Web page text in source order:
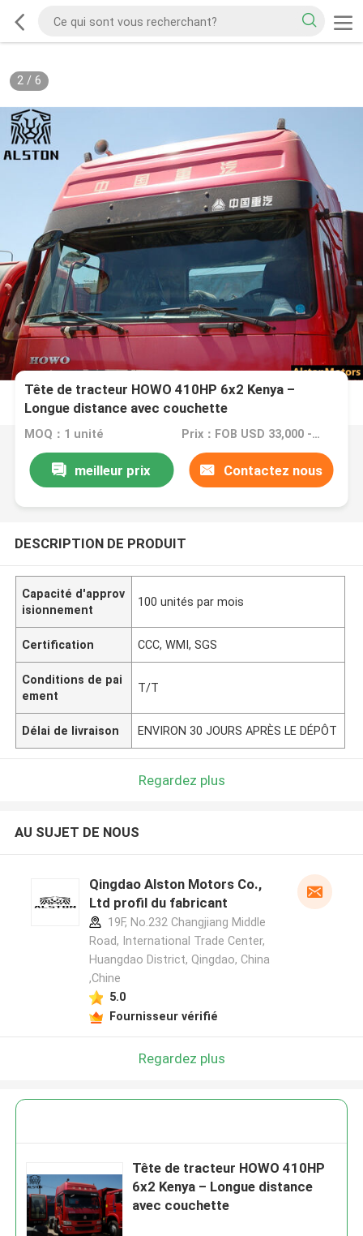
2/ 6
Tête de tracteur HOWO 410HP 6x2 Kenya –
Longue distance avec couchette
MOQ：1 unité Prix：FOB USD 33,000 - 36,000 PER UNIT
meilleur prix Contactez nous
DESCRIPTION DE PRODUIT
Capacité d'approv
isionnement
100 unités par mois
Certification CCC, WMI, SGS
Conditions de pai
ement
T/T
Délai de livraison ENVIRON 30 JOURS APRÈS LE DÉPÔT
Regardez plus
AU SUJET DE NOUS
Qingdao Alston Motors Co.,
Ltd profil du fabricant
19F, No.232 Changjiang Middle
Road, International Trade Center,
Huangdao District, Qingdao, China
,Chine
5.0
Fournisseur vérifié
Regardez plus
Tête de tracteur HOWO 410HP
6x2 Kenya – Longue distance
avec couchette